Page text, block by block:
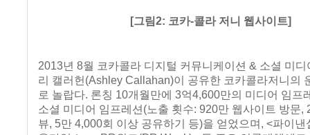
[그림2: 코카-콜라 저니 웹사이트]
2013년 8월 코카콜라 디지털 커뮤니케이션 & 소셜 미
리 캘러헌(Ashley Callahan)이 공유한 코카콜라저니의
로 놀랍다. 론칭 10개월만에 3억4,600만의 미디어 임프
소셜 미디어 임프레션(노출 횟수: 920만 웹사이트 방문,
뷰, 5만 4,000회 이상 공유하기 등)을 얻었으며, <파이낸